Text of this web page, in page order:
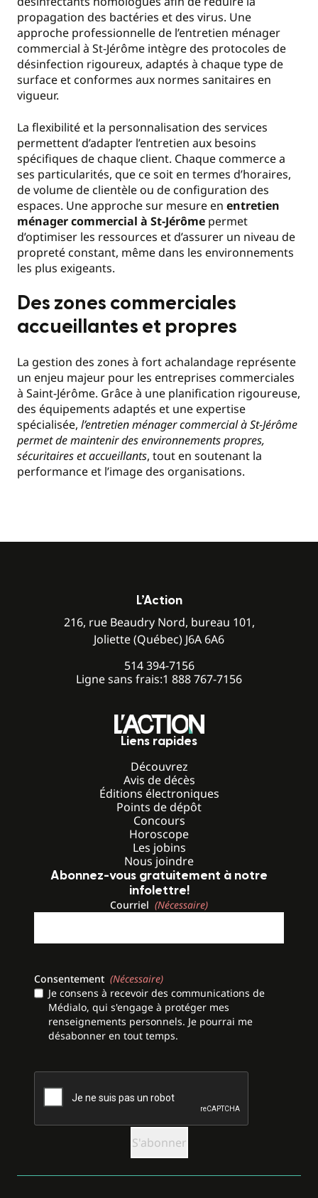
propagation des bactéries et des virus. Une
approche professionnelle de l’entretien ménager
commercial à St-Jérôme intègre des protocoles de
désinfection rigoureux, adaptés à chaque type de
surface et conformes aux normes sanitaires en
vigueur.
La flexibilité et la personnalisation des services
permettent d’adapter l’entretien aux besoins
spécifiques de chaque client. Chaque commerce a
ses particularités, que ce soit en termes d’horaires,
de volume de clientèle ou de configuration des
espaces. Une approche sur mesure en entretien
ménager commercial à St-Jérôme permet
d’optimiser les ressources et d’assurer un niveau de
propreté constant, même dans les environnements
les plus exigeants.
Des zones commerciales
accueillantes et propres
La gestion des zones à fort achalandage représente
un enjeu majeur pour les entreprises commerciales
à Saint-Jérôme. Grâce à une planification rigoureuse,
des équipements adaptés et une expertise
spécialisée, l’entretien ménager commercial à St-Jérôme
permet de maintenir des environnements propres,
sécuritaires et accueillants, tout en soutenant la
performance et l’image des organisations.
L’Action
216, rue Beaudry Nord, bureau 101,
Joliette (Québec) J6A 6A6
514 394-7156
Ligne sans frais:1 888 767-7156
Liens rapides
Découvrez
Avis de décès
Éditions électroniques
Points de dépôt
Concours
Horoscope
Les jobins
Nous joindre
Abonnez-vous gratuitement à notre
infolettre!
Courriel (Nécessaire)
Consentement (Nécessaire)
Je consens à recevoir des communications de
Médialo, qui s'engage à protéger mes
renseignements personnels. Je pourrai me
désabonner en tout temps.